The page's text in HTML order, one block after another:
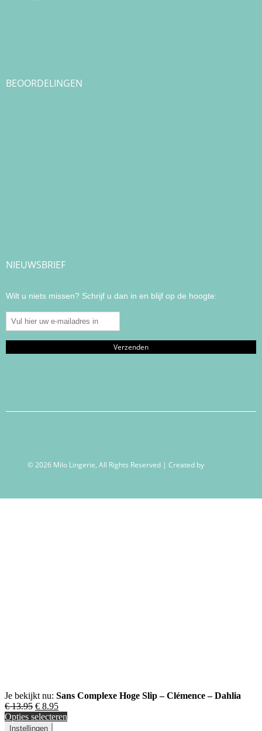
BEOORDELINGEN
NIEUWSBRIEF
Wilt u niets missen? Schrijf u dan in en blijf op de hoogte:
© 2026 Milo Lingerie, All Rights Reserved | Created by
Je bekijkt nu: Sans Complexe Hoge Slip – Clémence – Dahlia
€13.95 € 8.95
Opties selecteren
Instellingen